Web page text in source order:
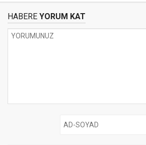
HABERE YORUM KAT